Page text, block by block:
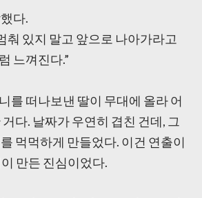
다.
춰 있지 말고 앞으로 나아가라고
느껴진다.”
를 떠나보낸 딸이 무대에 올라 어
다. 날짜가 우연히 겹친 건데, 그
먹먹하게 만들었다. 이건 연출이
만든 진심이었다.